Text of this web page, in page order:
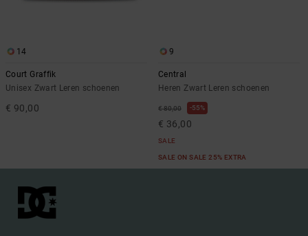
14
Court Graffik
Unisex Zwart Leren schoenen
€ 90,00
9
Central
Heren Zwart Leren schoenen
€ 80,00 55%
€ 36,00
SALE
SALE ON SALE 25% EXTRA